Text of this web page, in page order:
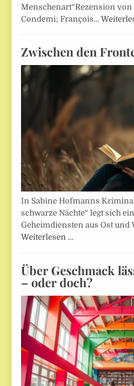
Menschenart“Rezension
Condemi; François…
Zwischen den
In Sabine Hofmanns
schwarze Nächte“ legt sich
Geheimdiensten aus Ost
Weiterlesen …
Über Geschmack
– oder doch?